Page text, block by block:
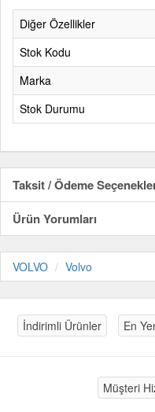
Diğer Özellikler
Stok Kodu
Marka
Stok Durumu
Taksit / Ödeme
Ürün Yorumları
VOLVO Volvo
İndirimli Ürünler En
Müşteri